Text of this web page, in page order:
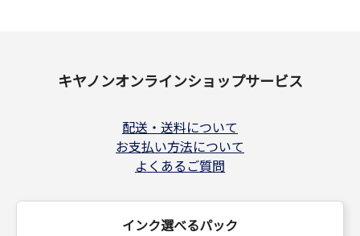
キヤノンオンラインショップサービス
配送・送料について
お支払い方法について
よくあるご質問
インク選べるパック